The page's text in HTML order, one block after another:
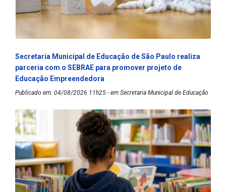
Secretaria Municipal de Educação de São Paulo realiza
parceria com o SEBRAE para promover projeto de
Educação Empreendedora
Publicado em: 04/08/2026 11h25 - em Secretaria Municipal de Educação